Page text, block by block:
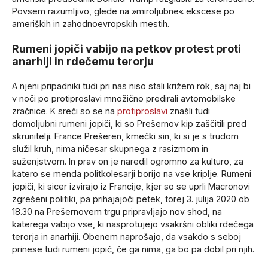
Povsem razumljivo, glede na »miroljubne« ekscese po
ameriških in zahodnoevropskih mestih.
Rumeni jopiči vabijo na petkov protest proti
anarhiji in rdečemu terorju
A njeni pripadniki tudi pri nas niso stali križem rok, saj naj bi
v noči po protiproslavi množično predirali avtomobilske
zračnice. K sreči so se na protiproslavi znašli tudi
domoljubni rumeni jopiči, ki so Prešernov kip zaščitili pred
skrunitelji. France Prešeren, kmečki sin, ki si je s trudom
služil kruh, nima ničesar skupnega z rasizmom in
suženjstvom. In prav on je naredil ogromno za kulturo, za
katero se menda politkolesarji borijo na vse kriplje. Rumeni
jopiči, ki sicer izvirajo iz Francije, kjer so se uprli Macronovi
zgrešeni politiki, pa prihajajoči petek, torej 3. julija 2020 ob
18.30 na Prešernovem trgu pripravljajo nov shod, na
katerega vabijo vse, ki nasprotujejo vsakršni obliki rdečega
terorja in anarhiji. Obenem naprošajo, da vsakdo s seboj
prinese tudi rumeni jopič, če ga nima, ga bo pa dobil pri njih.